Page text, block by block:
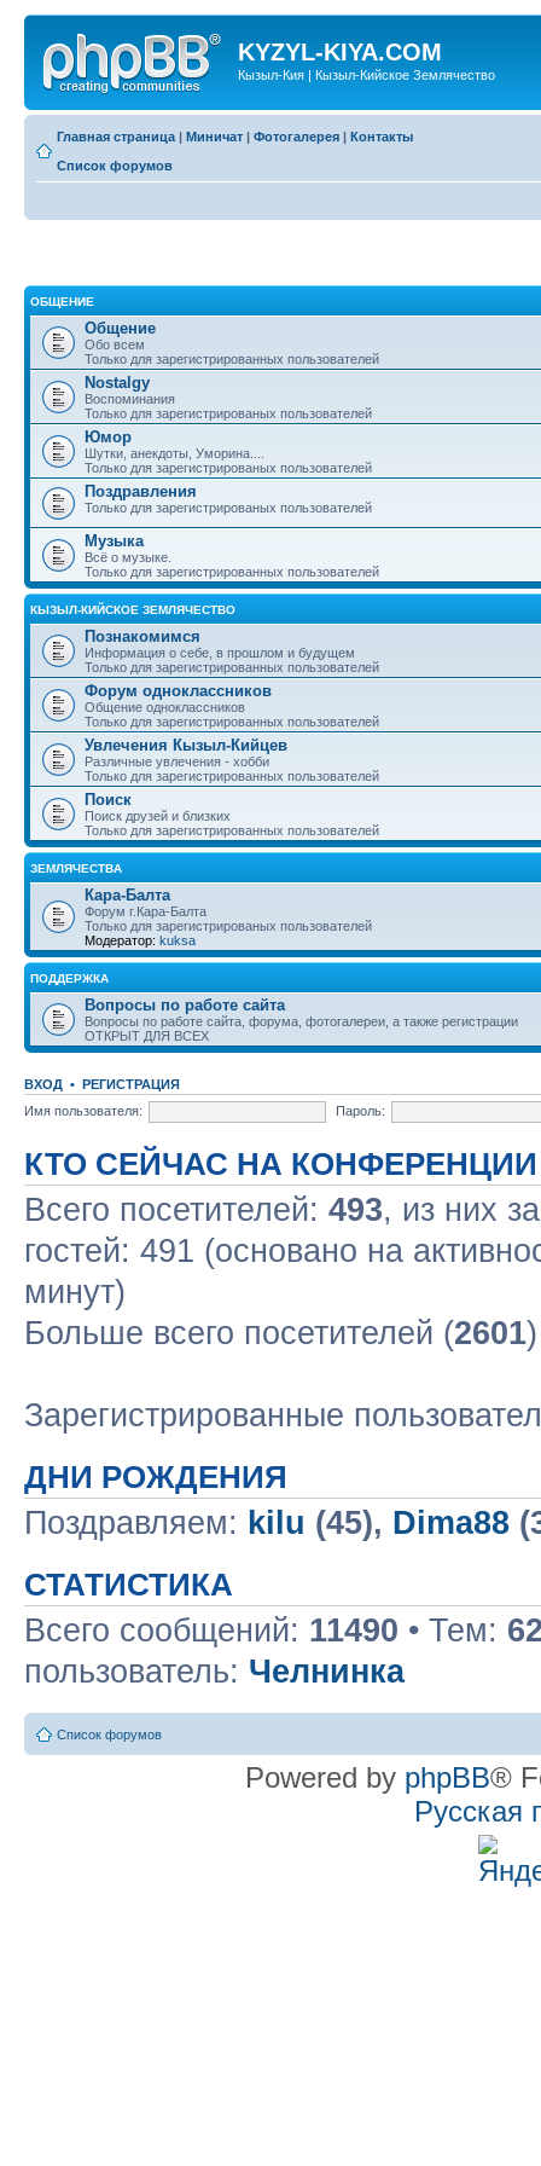
KYZYL-KIYA.COM
Кызыл-Кия | Кызыл-Кийское Землячество
Главная страница | Миничат | Фотогалерея | Контакты
Список форумов
ОБЩЕНИЕ
Общение
Обо всем
Только для зарегистрированных пользователей
Nostalgy
Воспоминания
Только для зарегистрированых пользователей
Юмор
Шутки, анекдоты, Уморина....
Только для зарегистрированых пользователей
Поздравления
Только для зарегистрированых пользователей
Музыка
Всё о музыке.
Только для зарегистрированных пользователей
КЫЗЫЛ-КИЙСКОЕ ЗЕМЛЯЧЕСТВО
Познакомимся
Информация о себе, в прошлом и будущем
Только для зарегистрированных пользователей
Форум одноклассников
Общение одноклассников
Только для зарегистрированных пользователей
Увлечения Кызыл-Кийцев
Различные увлечения - хобби
Только для зарегистрированных пользователей
Поиск
Поиск друзей и близких
Только для зарегистрированных пользователей
ЗЕМЛЯЧЕСТВА
Кара-Балта
Форум г.Кара-Балта
Только для зарегистрированых пользователей
Модератор: kuksa
ПОДДЕРЖКА
Вопросы по работе сайта
Вопросы по работе сайта, форума, фотогалереи, а также регистрации
ОТКРЫТ ДЛЯ ВСЕХ
ВХОД • РЕГИСТРАЦИЯ
Имя пользователя:
Пароль:
КТО СЕЙЧАС НА КОНФЕРЕНЦИИ
Всего посетителей: 493, из них
гостей: 491 (основано на
минут)
Больше всего посетителей (2601
Зарегистрированные
ДНИ РОЖДЕНИЯ
Поздравляем: kilu (45), Dima88
СТАТИСТИКА
Всего сообщений: 11490 • Тем:
пользователь: Челнинка
Список форумов
Powered by phpBB®
Русская